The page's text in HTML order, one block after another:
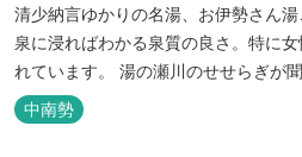
清少納言ゆかりの名湯、お伊勢さん
泉に浸ればわかる泉質の良さ。特に
れています。 湯の瀬川のせせらぎが
館 清少納言です。柔らかく滑らかな
もったおもてなしを心掛けておりま
中南勢